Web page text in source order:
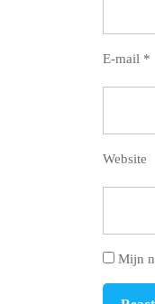
E-mail *
Website
Mijn